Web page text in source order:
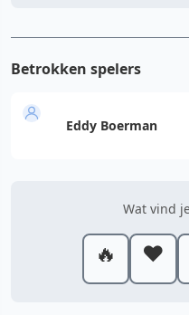
Betrokken spelers
Eddy Boerman
Wat vind
🔥 ❤️